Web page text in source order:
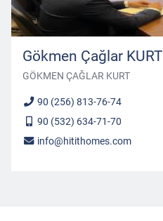
Gökmen Çağlar KURT
GÖKMEN ÇAĞLAR KURT
90 (256) 813-76-74
90 (532) 634-71-70
info@hitithomes.com